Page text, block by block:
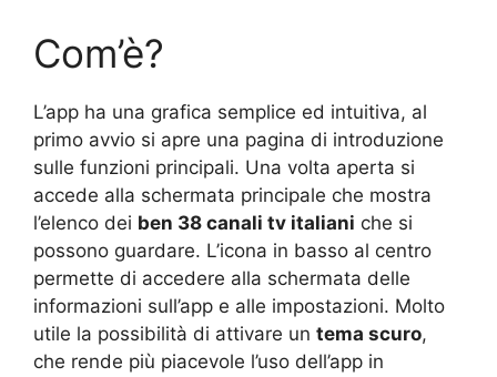
Com’è?
L’app ha una grafica semplice ed intuitiva, al
primo avvio si apre una pagina di introduzione
sulle funzioni principali. Una volta aperta si
accede alla schermata principale che mostra
l’elenco dei ben 38 canali tv italiani che si
possono guardare. L’icona in basso al centro
permette di accedere alla schermata delle
informazioni sull’app e alle impostazioni. Molto
utile la possibilità di attivare un tema scuro,
che rende più piacevole l’uso dell’app in